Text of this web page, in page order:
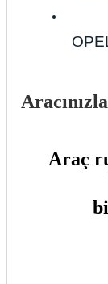
Araç